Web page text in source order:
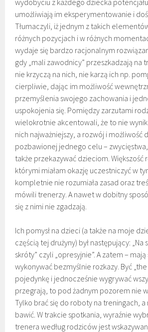
wydobyciu z każdego dziecka
umożliwiają im eksperymentowanie i
Tłumaczyli, iż jednym z takich
różnych pozycjach i w różnych
wydaje się bardzo racjonalnym
gdy „mali zawodnicy” przeszkadzają na
nie krzyczą na nich, nie karzą ich np.
cierpliwie, dając im możliwość
przemyślenia swojego zachowania i
uspokojenia się. Pomiędzy zarzutami
wielokrotnie akcentowali, że to nie
nich najważniejszy, a rozwój i możliwość
pozbawionej jednego celu –
także przekazywać dzieciom. Większość
którymi miałam okazję uczestniczyć w
kompletnie nie rozumiała zasad oraz
mówili trenerzy. A nawet w dobitny
się z nimi nie zgadzają.
Ich pomysł na dzieci (a także na moje
częścią tej drużyny) był następujący: „Na
skróty” czyli „opresyjnie”. A zatem – mają
wykonywać bezmyślnie rozkazy. Być
pojedynkę i jednocześnie wygrywać
przegrają, to pod żadnym pozorem nie
Tylko brać się do roboty na treningach, a
bawić. W trakcie spotkania, wyraźnie
trenera według rodziców jest